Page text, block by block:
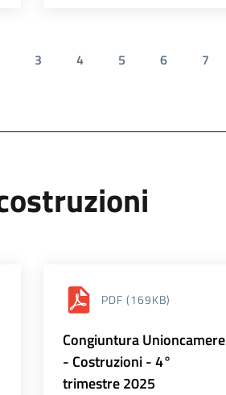
3 4 5 6 7
PDF (169KB)
Congiuntura Unioncamere
- Costruzioni - 4°
trimestre 2025